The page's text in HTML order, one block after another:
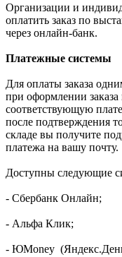
Организации и
оплатить заказ по
через онлайн-банк.
Платежные системы
Для оплаты заказа
при оформлении
соответствующую
после подтверждения
складе вы получите
платежа на вашу почту.
Доступны следующие
- Сбербанк Онлайн;
- Альфа Клик;
- ЮMoney